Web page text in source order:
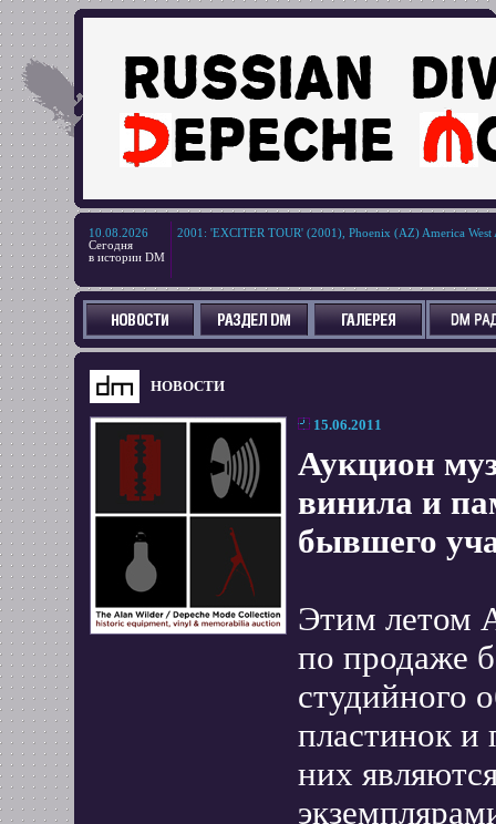
10.08.2026
Сегодня
в истории DM
2001 : 'EXCITER TOUR' (2001), Phoenix (AZ) America West
НОВОСТИ
15.06.2011
Аукцион
винила и
бывшего
Этим летом
по продаже
студийного
пластинок
них